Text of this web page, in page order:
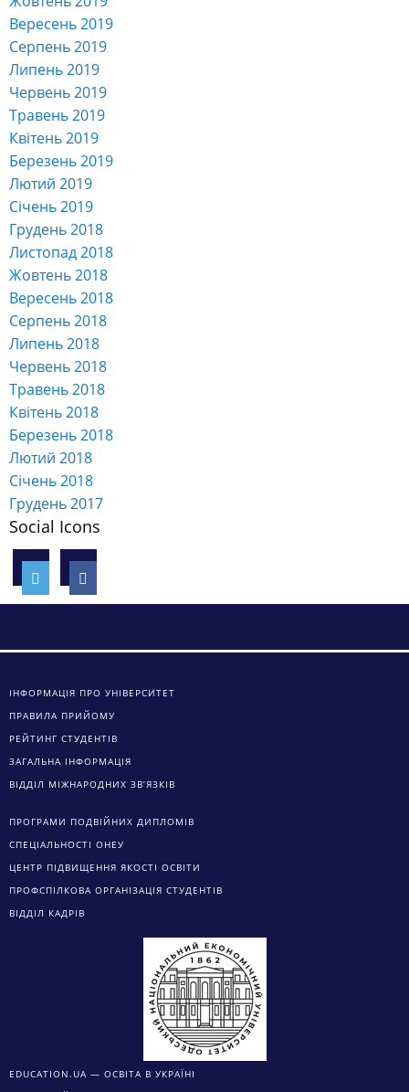
Вересень 2019
Серпень 2019
Липень 2019
Червень 2019
Травень 2019
Квітень 2019
Березень 2019
Лютий 2019
Січень 2019
Грудень 2018
Листопад 2018
Жовтень 2018
Вересень 2018
Серпень 2018
Липень 2018
Червень 2018
Травень 2018
Квітень 2018
Березень 2018
Лютий 2018
Січень 2018
Грудень 2017
Social Icons
ІНФОРМАЦІЯ ПРО УНІВЕРСИТЕТ
ПРАВИЛА ПРИЙОМУ
РЕЙТИНГ СТУДЕНТІВ
ЗАГАЛЬНА ІНФОРМАЦІЯ
ВІДДІЛ МІЖНАРОДНИХ ЗВ’ЯЗКІВ
ПРОГРАМИ ПОДВІЙНИХ ДИПЛОМІВ
СПЕЦІАЛЬНОСТІ ОНЕУ
ЦЕНТР ПІДВИЩЕННЯ ЯКОСТІ ОСВІТИ
ПРОФСПІЛКОВА ОРГАНІЗАЦІЯ СТУДЕНТІВ
ВІДДІЛ КАДРІВ
EDUCATION.UA — ОСВІТА В УКРАЇНІ